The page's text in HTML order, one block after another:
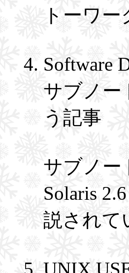
トーワ
Software
サブノー
う記事
サブノー
Solaris
説されて